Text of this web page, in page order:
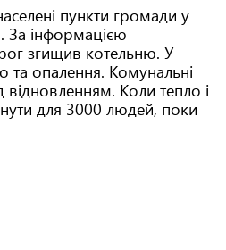
пункти громади у
За інформацією
згищив котельню. У
та опалення. Комунальні
Коли тепло і
для 3000 людей, поки